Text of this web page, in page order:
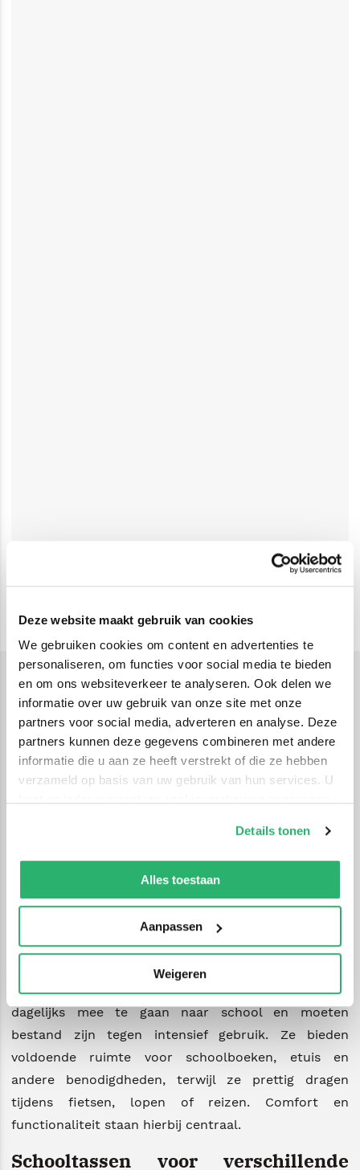
Deze website maakt gebruik van cookies
We gebruiken cookies om content en advertenties te
personaliseren, om functies voor social media te bieden
en om ons websiteverkeer te analyseren. Ook delen we
informatie over uw gebruik van onze site met onze
partners voor social media, adverteren en analyse. Deze
partners kunnen deze gegevens combineren met andere
informatie die u aan ze heeft verstrekt of die ze hebben
verzameld op basis van uw gebruik van hun services. U
kunnen ontvangen en verwerken.
Details tonen
Alles toestaan
Aanpassen
Weigeren
Schooltassen
Schooltassen zijn een essentieel onderdeel van iedere
schooldag. Ze moeten niet alleen praktisch en
comfortabel zijn, maar ook passen bij de leeftijd, het
gebruik en de persoonlijke stijl van de drager. In deze
categorie vind je schooltassen die ontworpen zijn om
boeken, schriften en schoolspullen overzichtelijk en
het voortgezet onderwijs.
Schooltassen voor comfort en
dagelijks gebruik
Een goede schooltas draagt bij aan draagcomfort en
gebruiksgemak. Schooltassen zijn gemaakt om
dagelijks mee te gaan naar school en moeten
bestand zijn tegen intensief gebruik. Ze bieden
voldoende ruimte voor schoolboeken, etuis en
andere benodigdheden, terwijl ze prettig dragen
tijdens fietsen, lopen of reizen. Comfort en
functionaliteit staan hierbij centraal.
Schooltassen voor verschillende